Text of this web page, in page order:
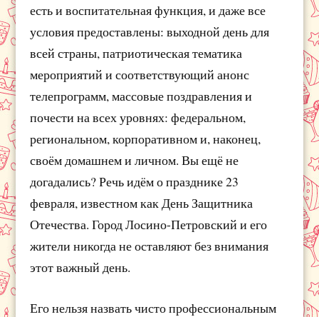
есть и воспитательная функция, и даже все
условия предоставлены: выходной день для
всей страны, патриотическая тематика
мероприятий и соответствующий анонс
телепрограмм, массовые поздравления и
почести на всех уровнях: федеральном,
региональном, корпоративном и, наконец,
своём домашнем и личном. Вы ещё не
догадались? Речь идём о празднике 23
февраля, известном как День Защитника
Отечества. Город Лосино-Петровский и его
жители никогда не оставляют без внимания
этот важный день.
Его нельзя назвать чисто профессиональным